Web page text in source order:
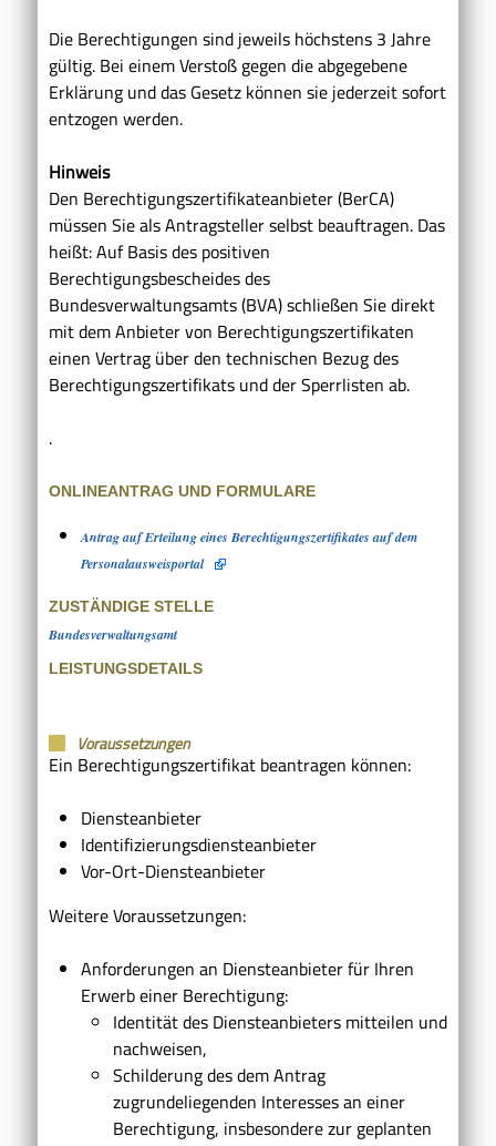
Die Berechtigungen sind jeweils höchstens 3 Jahre
gültig. Bei einem Verstoß gegen die abgegebene
Erklärung und das Gesetz können sie jederzeit sofort
entzogen werden.
Hinweis
Den Berechtigungszertifikateanbieter (BerCA)
müssen Sie als Antragsteller selbst beauftragen. Das
heißt: Auf Basis des positiven
Berechtigungsbescheides des
Bundesverwaltungsamts (BVA) schließen Sie direkt
mit dem Anbieter von Berechtigungszertifikaten
einen Vertrag über den technischen Bezug des
Berechtigungszertifikats und der Sperrlisten ab.
.
ONLINEANTRAG UND FORMULARE
Antrag auf Erteilung eines Berechtigungszertifikates auf dem
Personalausweisportal
ZUSTÄNDIGE STELLE
Bundesverwaltungsamt
LEISTUNGSDETAILS
Voraussetzungen
Ein Berechtigungszertifikat beantragen können:
Diensteanbieter
Identifizierungsdiensteanbieter
Vor-Ort-Diensteanbieter
Weitere Voraussetzungen:
Anforderungen an Diensteanbieter für Ihren
Erwerb einer Berechtigung:
Identität des Diensteanbieters mitteilen und
nachweisen,
Schilderung des dem Antrag
zugrundeliegenden Interesses an einer
Berechtigung, insbesondere zur geplanten